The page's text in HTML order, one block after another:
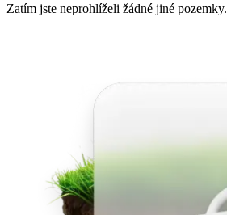
Zatím jste neprohlíželi žádné jiné pozemky.